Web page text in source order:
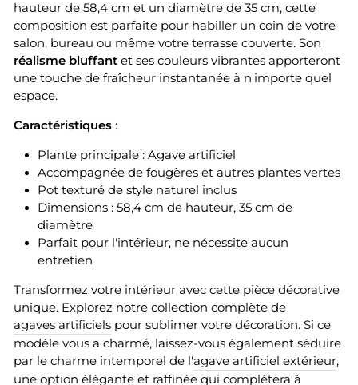
hauteur de 58,4 cm et un diamètre de 35 cm, cette
composition est parfaite pour habiller un coin de votre
salon, bureau ou même votre terrasse couverte. Son
réalisme bluffant et ses couleurs vibrantes apporteront
une touche de fraîcheur instantanée à n'importe quel
espace.
Caractéristiques :
Plante principale : Agave artificiel
Accompagnée de fougères et autres plantes vertes
Pot texturé de style naturel inclus
Dimensions : 58,4 cm de hauteur, 35 cm de
diamètre
Parfait pour l'intérieur, ne nécessite aucun
entretien
Transformez votre intérieur avec cette pièce décorative
unique. Explorez notre collection complète de
agaves artificiels pour sublimer votre décoration. Si ce
modèle vous a charmé, laissez-vous également séduire
par le charme intemporel de l'agave artificiel extérieur,
une option élégante et raffinée qui complètera à